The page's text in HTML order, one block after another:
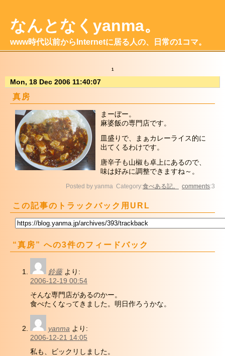
なんとなくyanma。
www時代以前からInternetに居る人の、日常の1コマ。
1
Mon, 18 Dec 2006 11:40:07
真房
まーぼー。
麻婆飯の専門店です。
皿盛りで、まぁカレーライス的に
出てくるわけです。
唐辛子も山椒も卓上にあるので、
味は好みに調整できますね～。
Posted by yanma Category:食べある記。 comments:3
この記事のトラックバック用URL
“真房” への3件のフィードバック
鈴藤 より:
2006-12-19 00:54
そんな専門店があるのかー。
食べたくなってきました。明日作ろうかな。
yanma より:
2006-12-21 14:05
私も、ビックリしました。